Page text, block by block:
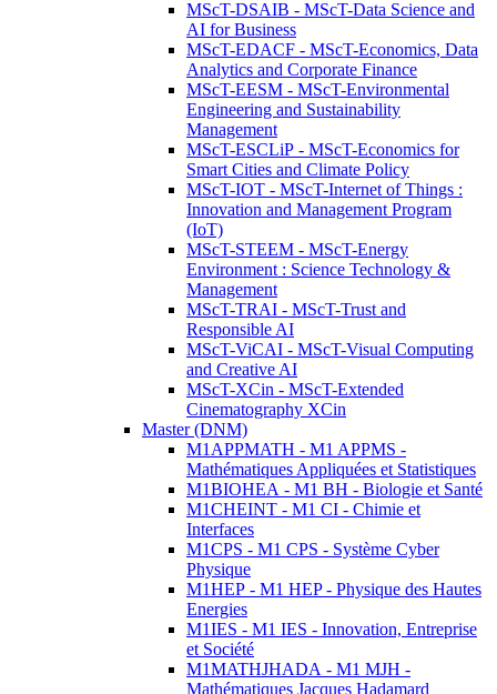
MScT-DSAIB - MScT-Data Science and
AI for Business
MScT-EDACF - MScT-Economics, Data
Analytics and Corporate Finance
MScT-EESM - MScT-Environmental
Engineering and Sustainability
Management
MScT-ESCLiP - MScT-Economics for
Smart Cities and Climate Policy
MScT-IOT - MScT-Internet of Things :
Innovation and Management Program
(IoT)
MScT-STEEM - MScT-Energy
Environment : Science Technology &
Management
MScT-TRAI - MScT-Trust and
Responsible AI
MScT-ViCAI - MScT-Visual Computing
and Creative AI
MScT-XCin - MScT-Extended
Cinematography XCin
Master (DNM)
M1APPMATH - M1 APPMS -
Mathématiques Appliquées et Statistiques
M1BIOHEA - M1 BH - Biologie et Santé
M1CHEINT - M1 CI - Chimie et
Interfaces
M1CPS - M1 CPS - Système Cyber
Physique
M1HEP - M1 HEP - Physique des Hautes
Energies
M1IES - M1 IES - Innovation, Entreprise
et Société
M1MATHJHADA - M1 MJH -
Mathématiques Jacques Hadamard